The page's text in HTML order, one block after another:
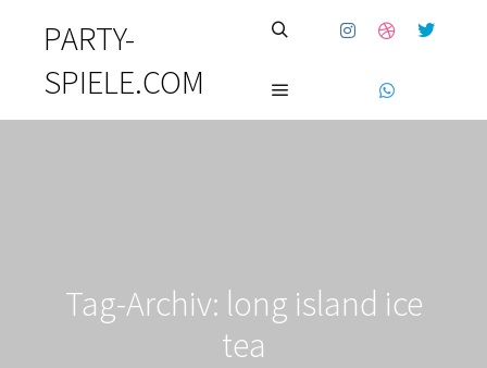
PARTY-
SPIELE.COM
Tag-Archiv: long island ice
tea